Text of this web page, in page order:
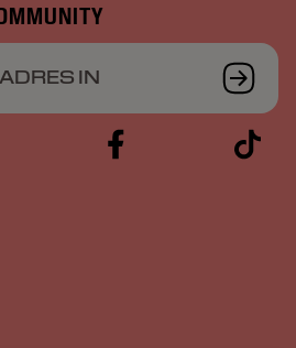
IN